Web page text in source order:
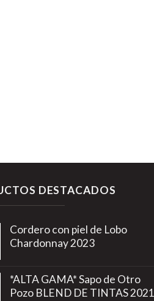
DESTACADOS
Cordero con piel de Lobo
Chardonnay 2023
*ALTA GAMA* Sapo de Otro
Pozo BLEND DE TINTAS 2021